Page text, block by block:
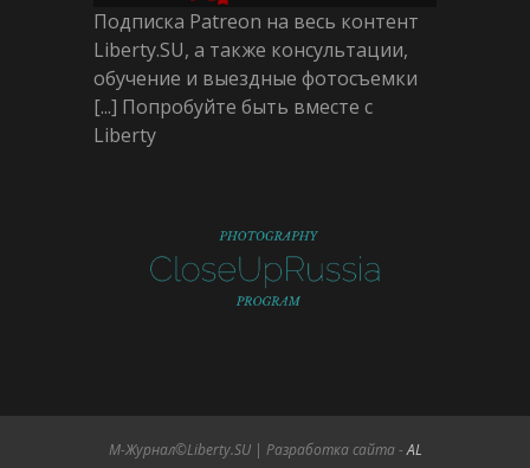
Подписка Patreon на весь контент
Liberty.SU, а также консультации,
обучение и выездные фотосъемки
[...] Попробуйте быть вместе с
Liberty
М-Журнал©Liberty.SU | Разработка сайта -AL